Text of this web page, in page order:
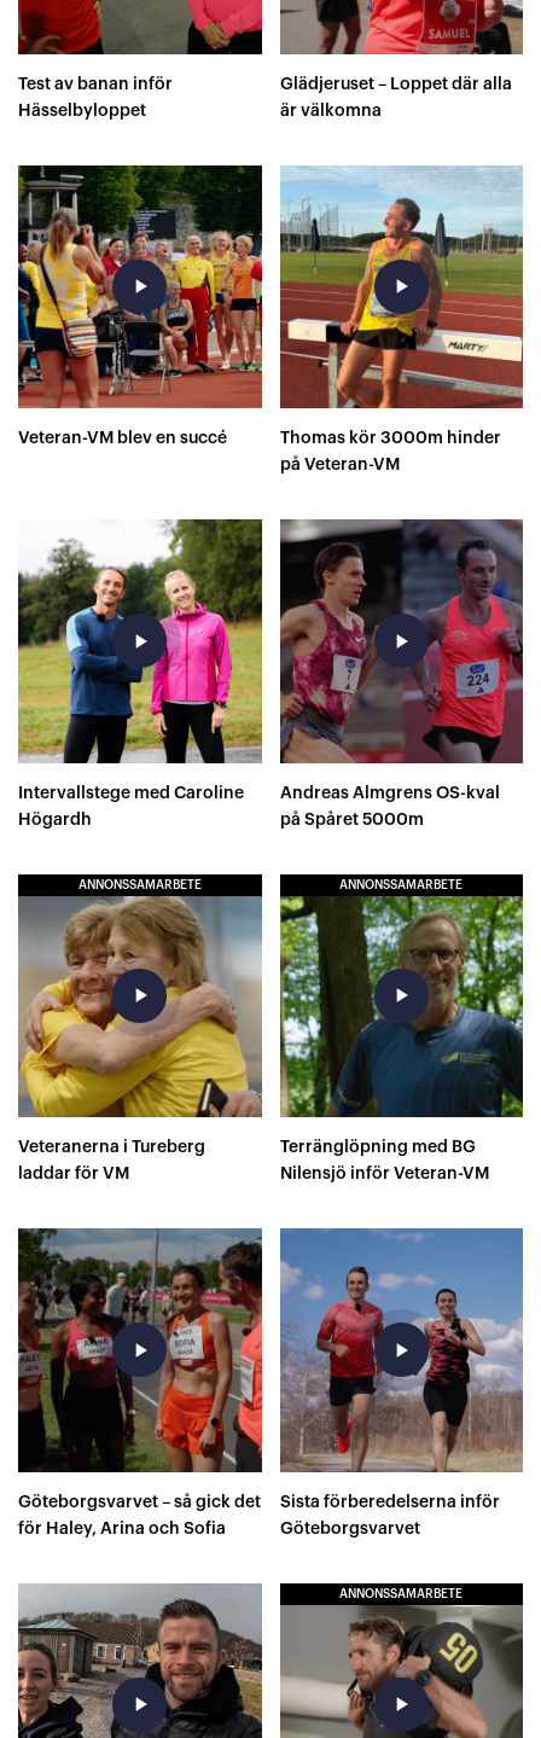
Test av banan inför
Hässelbyloppet
Glädjeruset – Loppet där alla
är välkomna
play_arrow
Veteran-VM blev en succé
play_arrow
Thomas kör 3000m hinder
på Veteran-VM
play_arrow
Intervallstege med Caroline
Högardh
play_arrow
Andreas Almgrens OS-kval
på Spåret 5000m
ANNONSSAMARBETE
play_arrow
Veteranerna i Tureberg
laddar för VM
ANNONSSAMARBETE
play_arrow
Terränglöpning med BG
Nilensjö inför Veteran-VM
play_arrow
Göteborgsvarvet – så gick det
för Haley, Arina och Sofia
play_arrow
Sista förberedelserna inför
Göteborgsvarvet
play_arrow
ANNONSSAMARBETE
play_arrow